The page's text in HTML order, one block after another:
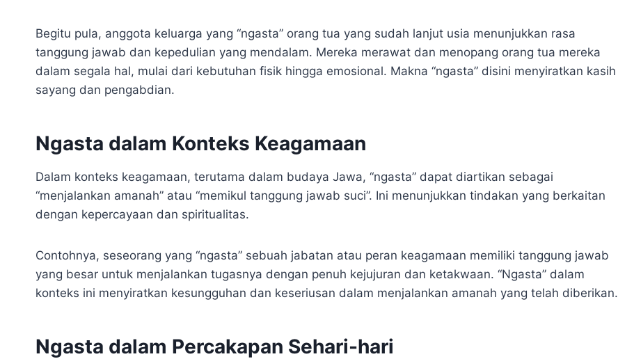
Begitu pula, anggota keluarga yang “ngasta” orang tua yang sudah lanjut usia menunjukkan rasa
tanggung jawab dan kepedulian yang mendalam. Mereka merawat dan menopang orang tua mereka
dalam segala hal, mulai dari kebutuhan fisik hingga emosional. Makna “ngasta” disini menyiratkan kasih
sayang dan pengabdian.
Ngasta dalam Konteks Keagamaan
Dalam konteks keagamaan, terutama dalam budaya Jawa, “ngasta” dapat diartikan sebagai
“menjalankan amanah” atau “memikul tanggung jawab suci”. Ini menunjukkan tindakan yang berkaitan
dengan kepercayaan dan spiritualitas.
Contohnya, seseorang yang “ngasta” sebuah jabatan atau peran keagamaan memiliki tanggung jawab
yang besar untuk menjalankan tugasnya dengan penuh kejujuran dan ketakwaan. “Ngasta” dalam
konteks ini menyiratkan kesungguhan dan keseriusan dalam menjalankan amanah yang telah diberikan.
Ngasta dalam Percakapan Sehari-hari